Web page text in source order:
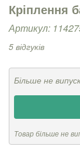
Кріплення
Артикул:
5 відгуків
Більше не
Товар більше не